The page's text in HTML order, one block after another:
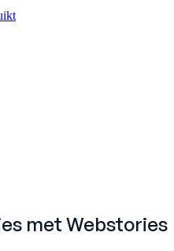
metWebstories